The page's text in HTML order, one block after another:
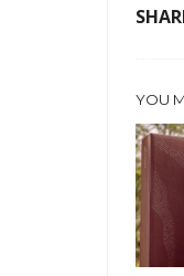
YOU